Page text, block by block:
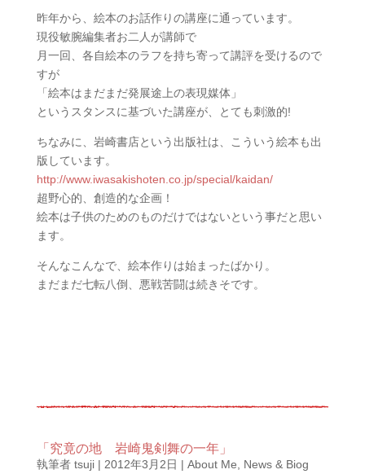
昨年から、絵本のお話作りの講座に通っています。
現役敏腕編集者お二人が講師で
月一回、各自絵本のラフを持ち寄って講評を受けるので
すが
「絵本はまだまだ発展途上の表現媒体」
というスタンスに基づいた講座が、とても刺激的!
ちなみに、岩崎書店という出版社は、こういう絵本も出
版しています。
http://www.iwasakishoten.co.jp/special/kaidan/
超野心的、創造的な企画！
絵本は子供のためのものだけではないという事だと思い
ます。
そんなこんなで、絵本作りは始まったばかり。
まだまだ七転八倒、悪戦苦闘は続きそです。
「究竟の地 岩崎鬼剣舞の一年」
執筆者 tsuji| 2012年3月2日 | About Me, News & Biog